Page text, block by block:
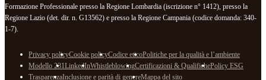
Formazione Professionale presso la Regione Lombardia (iscrizione n° 1412), presso la
Regione Lazio (det. dir. n. G13562) e presso la Regione Campania (codice domanda: 340-
1-7).
Privacy policyCookie policyCodice eticoPolitiche per la qualità e l’ambiente
Modello 231LinkedInWhistleblowingCertificazioni & QualifichePolicy ESG
TrasparenzaInclusione e parità di genereMappa del sito